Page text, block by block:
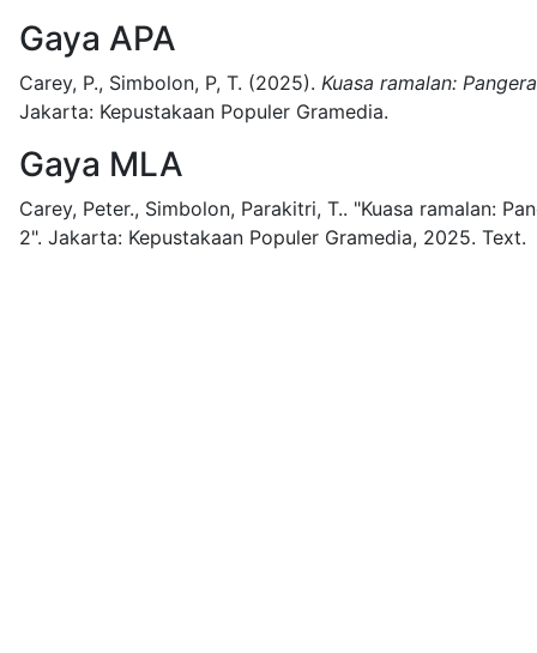
Gaya APA
Carey, P., Simbolon, P, T. (2025). Kuasa ramalan:
Jakarta: Kepustakaan Populer Gramedia.
Gaya MLA
Carey, Peter., Simbolon, Parakitri, T.. "Kuasa ramalan:
2". Jakarta: Kepustakaan Populer Gramedia, 2025. Text.